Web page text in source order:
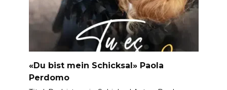
«Du bist mein Schicksal» Paola
Perdomo